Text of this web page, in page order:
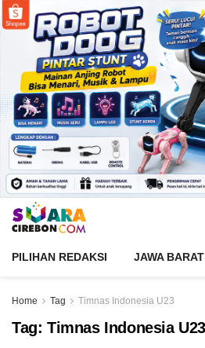
PILIHAN REDAKSI JAWA BARAT
Home Tag Timnas Indonesia U23
Tag: Timnas Indonesia U23